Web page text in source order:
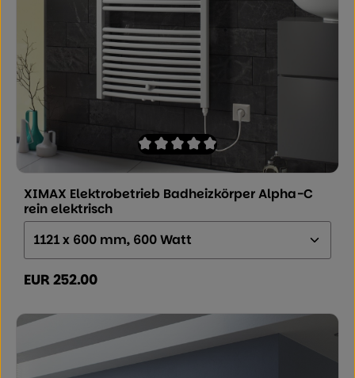
Durchschnittliche Bewertung von 0
XIMAX Elektrobetrieb Badheizkörper Alpha-C
rein elektrisch
Größe (Höhe x Breite x Tiefe):
Regulärer Preis:
EUR 252.00